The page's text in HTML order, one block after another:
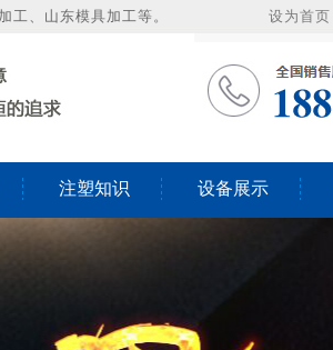
设为首页
工、山东模具加工等。
注塑知识 设备展示